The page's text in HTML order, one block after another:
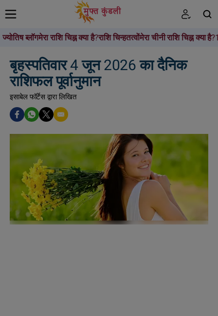
ज्योतिष ब्लॉगमेरा राशि चिह्न क्या है?राशि चिन्हतत्वोंमेरा चीनी राशि चिह्न क्या है?
खोजें
बृहस्पतिवार 4 जून 2026 का दैनिक
राशिफल पूर्वानुमान
इसाबेल फॉर्टेस द्वारा लिखित